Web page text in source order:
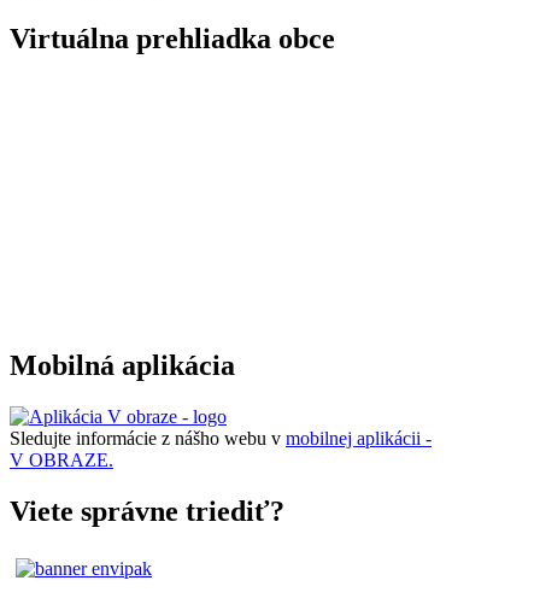
Virtuálna prehliadka obce
Mobilná aplikácia
Sledujte informácie z nášho webu v mobilnej aplikácii -
V OBRAZE.
Viete správne triediť?